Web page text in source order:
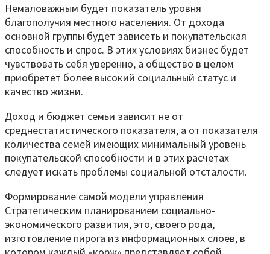
Немаловажным будет показатель уровня
благополучия местного населения. От дохода
основной группы будет зависеть и покупательская
способность и спрос. В этих условиях бизнес будет
чувствовать себя уверенно, а общество в целом
приобретет более высокий социальный статус и
качество жизни.
Доход и бюджет семьи зависит не от
среднестатистического показателя, а от показателя
количества семей имеющих минимальный уровень
покупательской способности и в этих расчетах
следует искать проблемы социальной отсталости.
Формирование самой модели управления
Стратегическим планированием социально-
экономического развития, это, своего рода,
изготовление пирога из информационных слоев, в